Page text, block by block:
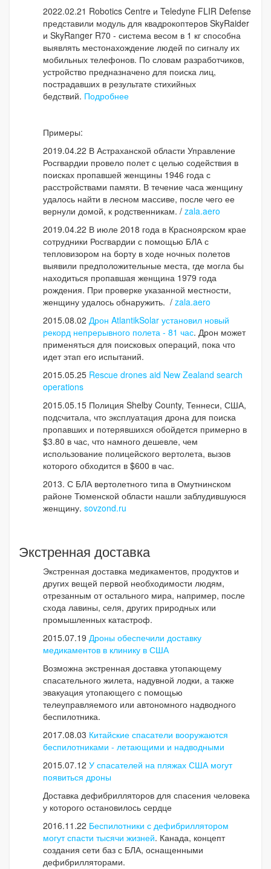
2022.02.21 Robotics Centre и Teledyne FLIR Defense
представили модуль для квадрокоптеров SkyRaider
и SkyRanger R70 - система весом в 1 кг способна
выявлять местонахождение людей по сигналу их
мобильных телефонов. По словам разработчиков,
устройство предназначено для поиска лиц,
пострадавших в результате стихийных
бедствий. Подробнее
Примеры:
2019.04.22 В Астраханской области Управление
Росгвардии провело полет с целью содействия в
поисках пропавшей женщины 1946 года с
расстройствами памяти. В течение часа женщину
удалось найти в лесном массиве, после чего ее
вернули домой, к родственникам. / zala.aero
2019.04.22 В июле 2018 года в Красноярском крае
сотрудники Росгвардии с помощью БЛА с
тепловизором на борту в ходе ночных полетов
выявили предположительные места, где могла бы
находиться пропавшая женщина 1979 года
рождения. При проверке указанной местности,
женщину удалось обнаружить. / zala.aero
2015.08.02 Дрон AtlantikSolar установил новый
рекорд непрерывного полета - 81 час. Дрон может
применяться для поисковых операций, пока что
идет этап его испытаний.
2015.05.25 Rescue drones aid New Zealand search
operations
2015.05.15 Полиция Shelby County, Теннеси, США,
подсчитала, что эксплуатация дрона для поиска
пропавших и потерявшихся обойдется примерно в
$3.80 в час, что намного дешевле, чем
использование полицейского вертолета, вызов
которого обходится в $600 в час.
2013. С БЛА вертолетного типа в Омутнинском
районе Тюменской области нашли заблудившуюся
женщину. sovzond.ru
Экстренная доставка
Экстренная доставка медикаментов, продуктов и
других вещей первой необходимости людям,
отрезанным от остального мира, например, после
схода лавины, селя, других природных или
промышленных катастроф.
2015.07.19 Дроны обеспечили доставку
медикаментов в клинику в США
Возможна экстренная доставка утопающему
спасательного жилета, надувной лодки, а также
эвакуация утопающего с помощью
телеуправляемого или автономного надводного
беспилотника.
2017.08.03 Китайские спасатели вооружаются
беспилотниками - летающими и надводными
2015.07.12 У спасателей на пляжах США могут
появиться дроны
Доставка дефибрилляторов для спасения человека
у которого остановилось сердце
2016.11.22 Беспилотники с дефибриллятором
могут спасти тысячи жизней. Канада, концепт
создания сети баз с БЛА, оснащенными
дефибрилляторами.